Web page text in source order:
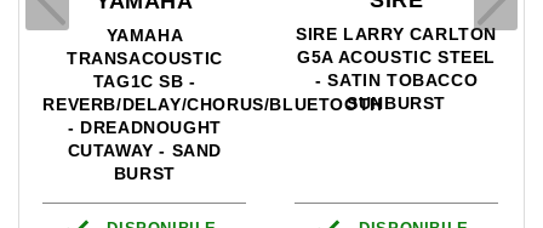
YAMAHA
TRANSACOUSTIC
TAG1C SB -
REVERB/DELAY/CHORUS/BLUETOOTH
- DREADNOUGHT
CUTAWAY - SAND
BURST
SIRE LARRY CARLTON
G5A ACOUSTIC STEEL
- SATIN TOBACCO
SUNBURST